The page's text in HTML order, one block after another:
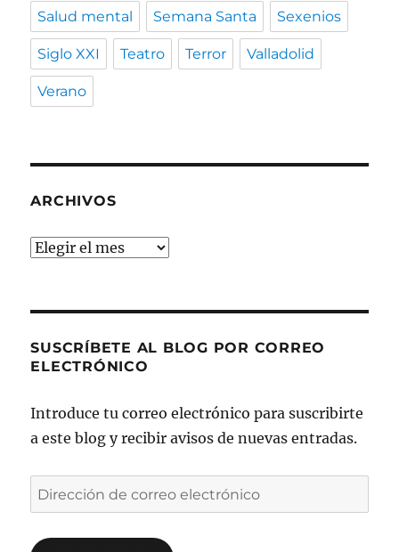
Salud mental Semana Santa Sexenios
Siglo XXI Teatro Terror Valladolid
Verano
ARCHIVOS
Archivos
SUSCRÍBETE AL BLOG POR CORREO
ELECTRÓNICO
Introduce tu correo electrónico para suscribirte
a este blog y recibir avisos de nuevas entradas.
Dirección
de
correo